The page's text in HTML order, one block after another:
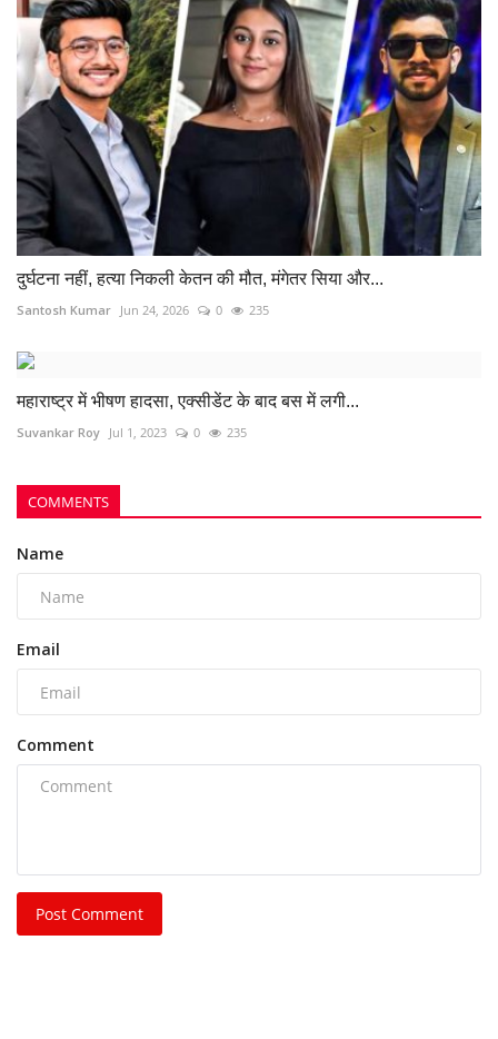
दुर्घटना नहीं, हत्या निकली केतन की मौत, मंगेतर सिया और...
Santosh Kumar Jun 24, 2026 0 235
महाराष्ट्र में भीषण हादसा, एक्सीडेंट के बाद बस में लगी...
Suvankar Roy Jul 1, 2023 0 235
COMMENTS
Name
Email
Comment
Post Comment